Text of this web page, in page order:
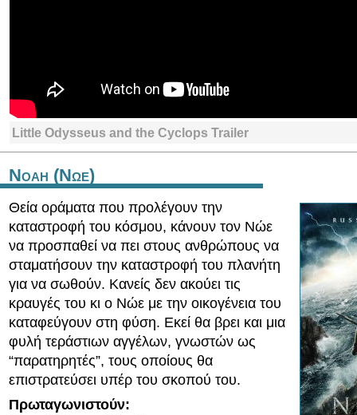
Little Odysseus and the Cyclops Trailer
Noah (Νωε)
Θεία οράματα που προλέγουν την
καταστροφή του κόσμου, κάνουν τον Νώε
να προσπαθεί να πει στους ανθρώπους να
σταματήσουν την καταστροφή του πλανήτη
για να σωθούν. Κανείς δεν ακούει τις
κραυγές του κι ο Νώε με την οικογένεια του
καταφεύγουν στη φύση. Εκεί θα βρει και μια
φυλή τεράστιων αγγέλων, γνωστών ως
“παρατηρητές”, τους οποίους θα
επιστρατεύσει υπέρ του σκοπού του.
Πρωταγωνιστούν: